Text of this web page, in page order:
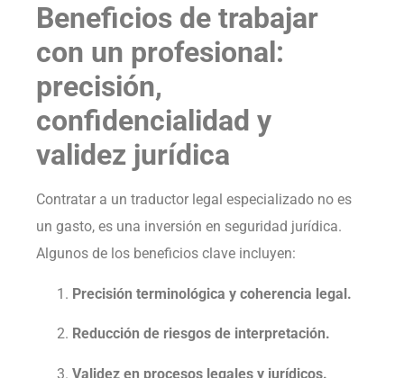
Beneficios de trabajar
con un profesional:
precisión,
confidencialidad y
validez jurídica
Contratar a un traductor legal especializado no es
un gasto, es una inversión en seguridad jurídica.
Algunos de los beneficios clave incluyen:
Precisión terminológica y coherencia legal.
Reducción de riesgos de interpretación.
Validez en procesos legales y jurídicos.